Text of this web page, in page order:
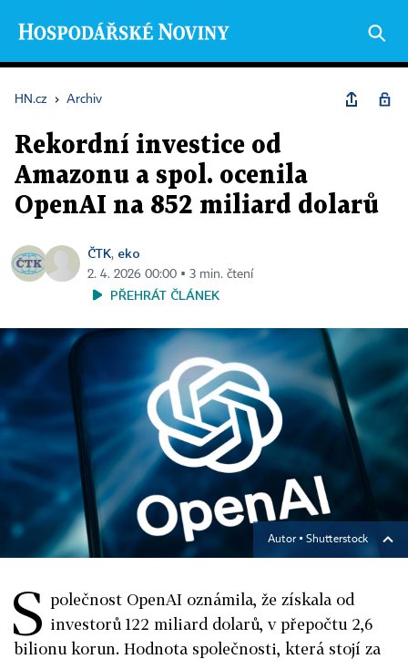
HN.cz › Archiv
Rekordní investice od
Amazonu a spol. ocenila
OpenAI na 852 miliard dolarů
ČTK, eko
2. 4. 2026 00:00 ▪ 3 min. čtení
PŘEHRÁT ČLÁNEK
Autor ▪ Shutterstock
S polečnost OpenAI oznámila, že získala od
investorů 122 miliard dolarů, v přepočtu 2,6
bilionu korun. Hodnota společnosti, která stojí za